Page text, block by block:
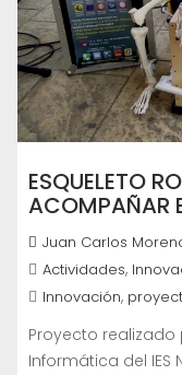
ESQUELETO
ACOMPAÑAR
Juan Carlos
Actividades,
Innovación,
Proyecto
Informática del IES